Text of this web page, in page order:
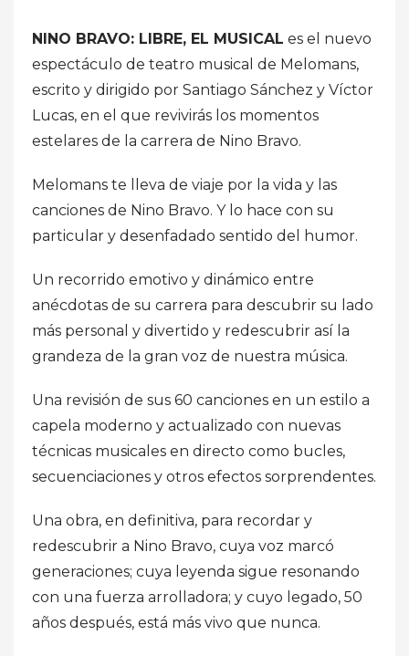
NINO BRAVO: LIBRE, EL MUSICAL es el nuevo
espectáculo de teatro musical de Melomans,
escrito y dirigido por Santiago Sánchez y Víctor
Lucas, en el que revivirás los momentos
estelares de la carrera de Nino Bravo.
Melomans te lleva de viaje por la vida y las
canciones de Nino Bravo. Y lo hace con su
particular y desenfadado sentido del humor.
Un recorrido emotivo y dinámico entre
anécdotas de su carrera para descubrir su lado
más personal y divertido y redescubrir así la
grandeza de la gran voz de nuestra música.
Una revisión de sus 60 canciones en un estilo a
capela moderno y actualizado con nuevas
técnicas musicales en directo como bucles,
secuenciaciones y otros efectos sorprendentes.
Una obra, en definitiva, para recordar y
redescubrir a Nino Bravo, cuya voz marcó
generaciones; cuya leyenda sigue resonando
con una fuerza arrolladora; y cuyo legado, 50
años después, está más vivo que nunca.